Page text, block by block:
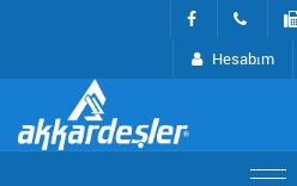
Hesabım